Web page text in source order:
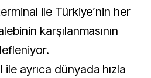
ile Türkiye’nin her
karşılanmasının
ayrıca dünyada hızla